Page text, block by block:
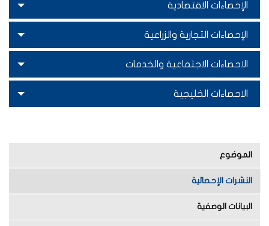
الإحصاءات الاقتصادية
الإحصاءات التجارية والزراعية
الاحصاءات الاجتماعية والخدمات
الاحصاءات الخليجية
الموضوع
النشرات الإحصائية
البيانات الوصفية